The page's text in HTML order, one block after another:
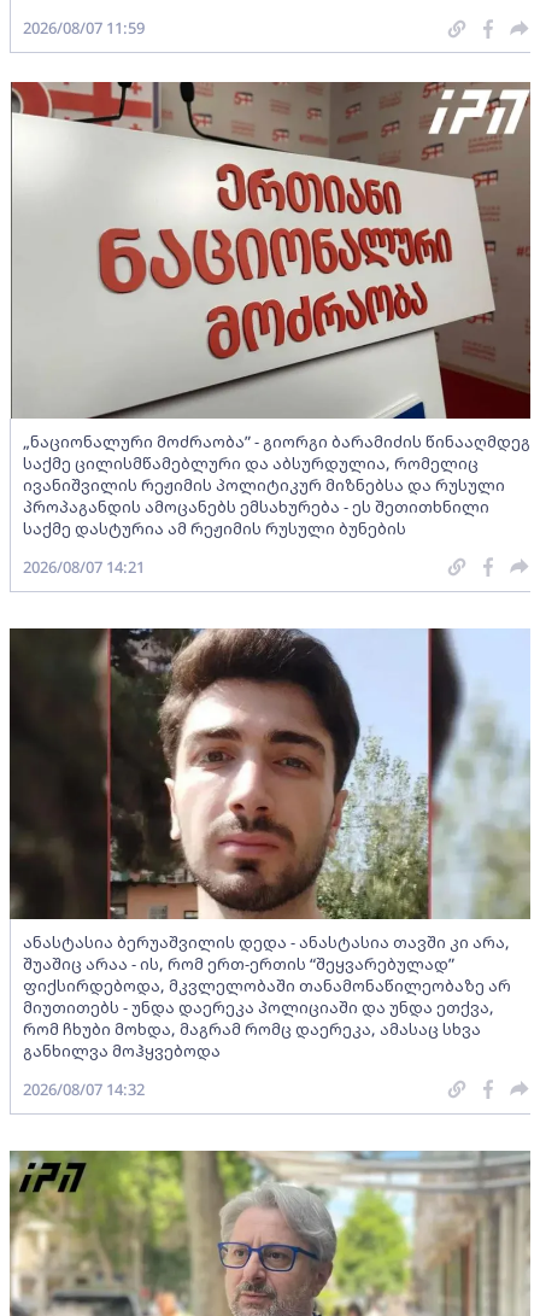
2026/08/07 11:59
„ნაციონალური მოძრაობა” - გიორგი ბარამიძის წინააღმდეგ
საქმე ცილისმწამებლური და აბსურდულია, რომელიც
ივანიშვილის რეჟიმის პოლიტიკურ მიზნებსა და რუსული
პროპაგანდის ამოცანებს ემსახურება - ეს შეთითხნილი
საქმე დასტურია ამ რეჟიმის რუსული ბუნების
2026/08/07 14:21
ანასტასია ბერუაშვილის დედა - ანასტასია თავში კი არა,
შუაშიც არაა - ის, რომ ერთ-ერთის “შეყვარებულად”
ფიქსირდებოდა, მკვლელობაში თანამონაწილეობაზე არ
მიუთითებს - უნდა დაერეკა პოლიციაში და უნდა ეთქვა,
რომ ჩხუბი მოხდა, მაგრამ რომც დაერეკა, ამასაც სხვა
განხილვა მოჰყვებოდა
2026/08/07 14:32